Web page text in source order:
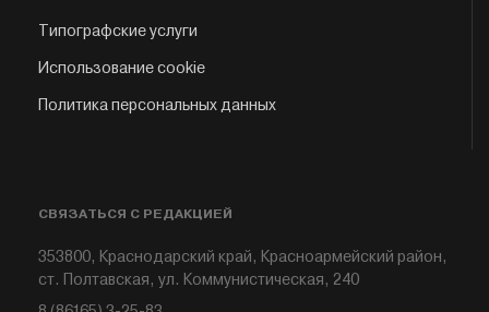
Типографские услуги
Использование cookie
Политика персональных данных
СВЯЗАТЬСЯ С РЕДАКЦИЕЙ
353800, Краснодарский край, Красноармейский район,
ст. Полтавская, ул. Коммунистическая, 240